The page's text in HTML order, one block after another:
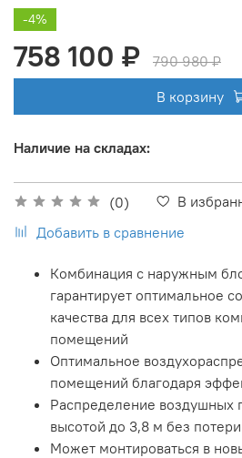
(0)
В
Добавить в сравнение
-4%
758 100 ₽
790 980 ₽
В корзину
Наличие на складах:
Комбинация с наружным
гарантирует оптимальное
качества для всех типов
помещений
Оптимальное
помещений благодаря
Распределение воздушных
высотой до 3,8 м без
Может монтироваться в